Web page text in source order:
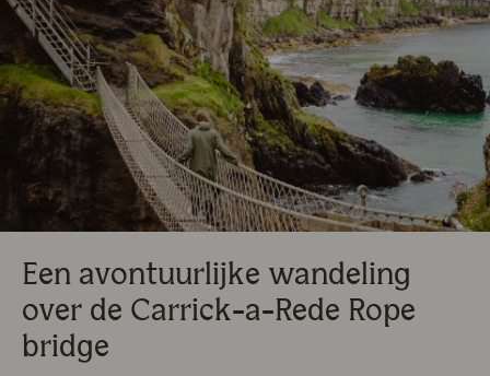
Een avontuurlijke wandeling
over de Carrick-a-Rede Rope
bridge